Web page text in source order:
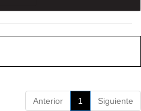
Anterior 1 Siguiente